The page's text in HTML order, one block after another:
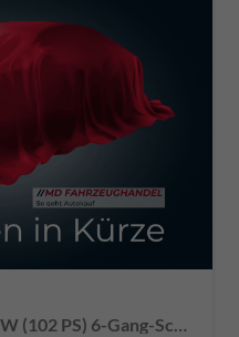
Basis XL (Basis) 1.5 TDI 75kW (102 PS) 6-Gang-Schaltgetriebe